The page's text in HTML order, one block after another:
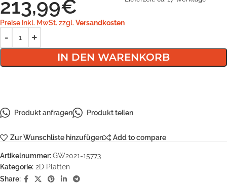
213,99€
Preise inkl. MwSt. zzgl. Versandkosten
IN DEN WARENKORB
Produkt anfragen Produkt teilen
Zur Wunschliste hinzufügen Add to compare
Artikelnummer:GW2021-15773
Kategorie: 2D Platten
Share: